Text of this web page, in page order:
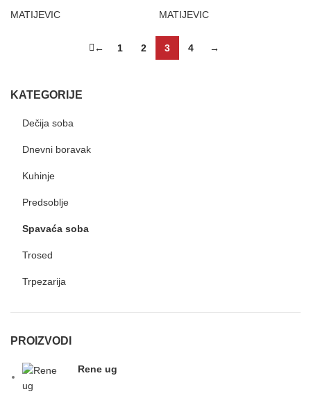
KATEGORIJE
Dečija soba
Dnevni boravak
Kuhinje
Predsoblje
Spavaća soba
Trosed
Trpezarija
PROIZVODI
Rene ug
MATIJEVIC MATIJEVIC
← 1 2 3 4 →